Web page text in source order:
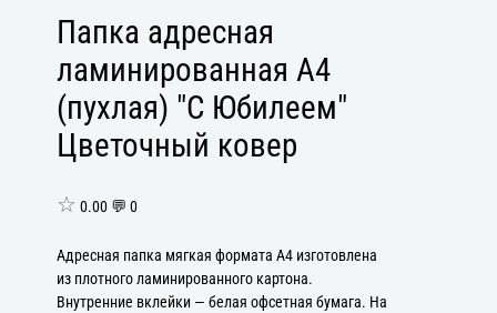
Папка адресная
ламинированная А4
(пухлая) "С Юбилеем"
Цветочный ковер
☆ 0.00 💬 0
Адресная папка мягкая формата А4 изготовлена
из плотного ламинированного картона.
Внутренние вклейки — белая офсетная бумага. На